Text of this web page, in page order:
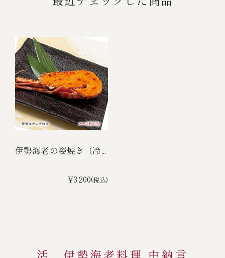
伊勢海老の姿焼き（冷...
¥3,200(税込)
活 伊勢海老料理 中納言